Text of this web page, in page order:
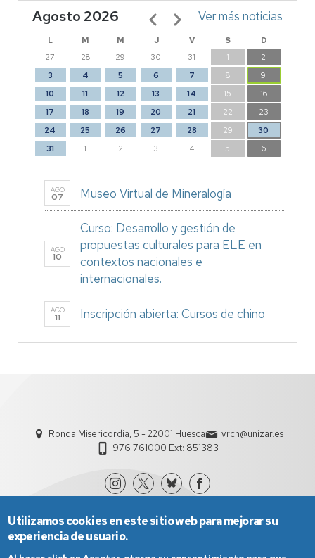
Agosto 2026
L M M J V S
D
27
28 29 30 31 1
2
3
4 5 6 7 8
9
10
11 12 13 14 15
16
17
18 19 20 21 22
23
24
25 26 27 28 29
30
31
1 2 3 4 5 6
Paginación Ver más noticias
AGO
07 Museo Virtual de Mineralogía
AGO
10
Curso: Desarrollo y gestión de
propuestas culturales para ELE en
contextos nacionales e
internacionales.
AGO
11 Inscripción abierta: Cursos de chino
Ronda Misericordia, 5 - 22001 Huesca
vrch@unizar.es
976 761000 Ext: 851383
Utilizamos cookies en este sitio web para mejorar su
experiencia de usuario.